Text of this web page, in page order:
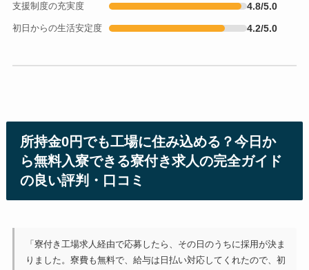
支援制度の充実度 4.8/5.0
初日からの生活安定度 4.2/5.0
所持金0円でも工場に住み込める？今日か
ら無料入寮できる寮付き求人の完全ガイド
の良い評判・口コミ
「寮付き工場求人経由で応募したら、その日のうちに採用が決ま
りました。寮費も無料で、給与は日払い対応してくれたので、初